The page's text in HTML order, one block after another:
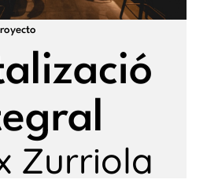
Zurriola